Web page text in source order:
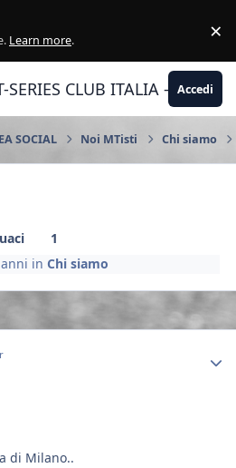
Learn more. ×
SERIES CLUB ITALIA -Accedi
SOCIAL Noi MTisti Chi siamo
1
inChi siamo
di Milano..